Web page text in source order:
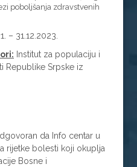
poboljšanja zdravstvenih
– 31.12.2023.
Institut za populaciju i
Republike Srpske iz
da Info centar u
rijetke bolesti koji okuplja
Bosne i